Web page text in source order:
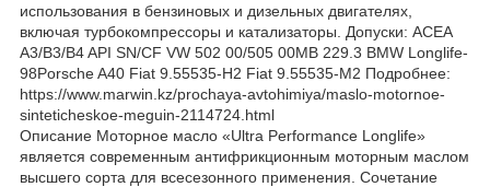
использования в бензиновых и дизельных двигателях,
включая турбокомпрессоры и катализаторы. Допуски: ACEA
A3/B3/B4 API SN/CF VW 502 00/505 00MB 229.3 BMW Longlife-
98Porsche A40 Fiat 9.55535-H2 Fiat 9.55535-M2 Подробнее:
https://www.marwin.kz/prochaya-avtohimiya/maslo-motornoe-
sinteticheskoe-meguin-2114724.html
Описание Моторное масло «Ultra Performance Longlife»
является современным антифрикционным моторным маслом
высшего сорта для всесезонного применения. Сочетание